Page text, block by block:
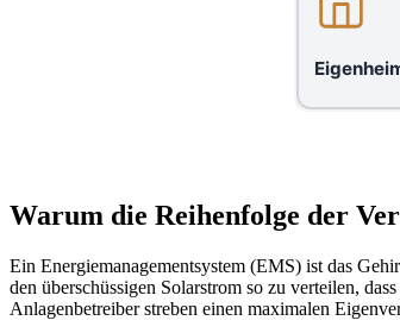
Warum die Reihenfolge der
Ein Energiemanagementsystem (EMS) ist das
den überschüssigen Solarstrom so zu verteilen,
Anlagenbetreiber streben einen maximalen